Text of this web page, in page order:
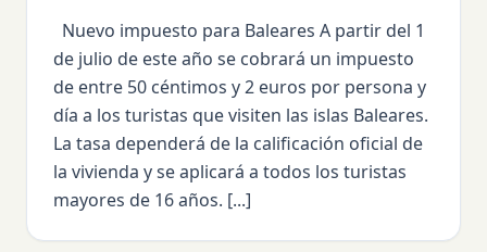
Nuevo impuesto para Baleares A partir del 1
de julio de este año se cobrará un impuesto
de entre 50 céntimos y 2 euros por persona y
día a los turistas que visiten las islas Baleares.
La tasa dependerá de la calificación oficial de
la vivienda y se aplicará a todos los turistas
mayores de 16 años. [...]